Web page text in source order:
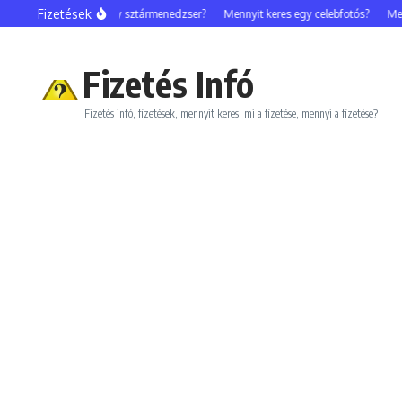
Ugrás a tartalomhoz
Fizetések
Mennyit keres egy sztármenedzser? Mennyit keres egy celebfotós?
Fizetés Infó
Fizetés infó, fizetések, mennyit keres, mi a fizetése, mennyi a fizetése?